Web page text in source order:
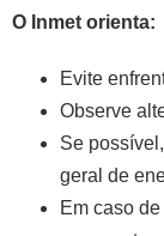
O Inmet orienta:
Evite
Observe
Se
geral de
Em caso